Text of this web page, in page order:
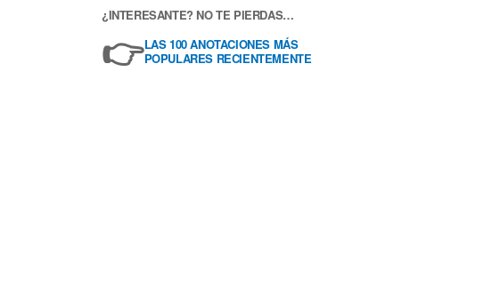
¿INTERESANTE? NO TE PIERDAS…
👉LAS 100 ANOTACIONES MÁS
POPULARES RECIENTEMENTE